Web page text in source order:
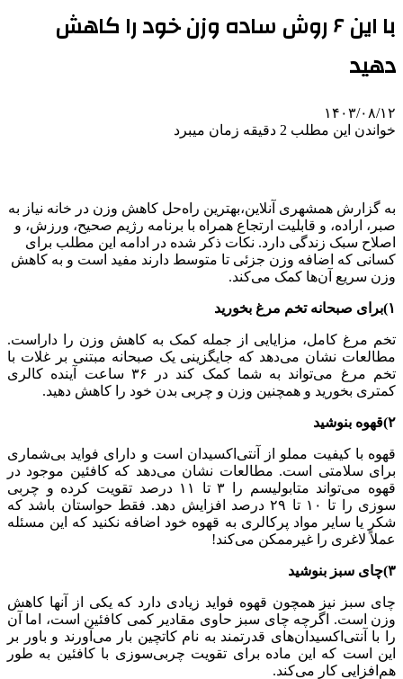
با این ۶ روش ساده وزن خود را کاهش
دهید
۱۴۰۳/۰۸/۱۲
خواندن این مطلب 2 دقیقه زمان میبرد
به گزارش همشهری آنلاین،بهترین راه‌حل کاهش وزن در خانه نیاز به
صبر، اراده، و قابلیت ارتجاع همراه با برنامه رژیم صحیح، ورزش، و
اصلاح سبک زندگی دارد. نکات ذکر شده در ادامه این مطلب برای
کسانی که اضافه وزن جزئی تا متوسط دارند مفید است و به کاهش
وزن سریع آن‌ها کمک می‌کند.
۱)برای صبحانه تخم مرغ بخورید
تخم مرغ کامل، مزایایی از جمله کمک به کاهش وزن را داراست.
مطالعات نشان می‌دهد که جایگزینی یک صبحانه مبتنی بر غلات با
تخم مرغ می‌تواند به شما کمک کند در ۳۶ ساعت آینده کالری
کمتری بخورید و همچنین وزن و چربی بدن خود را کاهش دهید.
۲)قهوه بنوشید
قهوه با کیفیت مملو از آنتی‌اکسیدان است و دارای فواید بی‌شماری
برای سلامتی است. مطالعات نشان می‌دهد که کافئین موجود در
قهوه می‌تواند متابولیسم را ۳ تا ۱۱ درصد تقویت کرده و چربی
سوزی را تا ۱۰ تا ۲۹ درصد افزایش دهد. فقط حواستان باشد که
شکر یا سایر مواد پرکالری به قهوه خود اضافه نکنید که این مسئله
عملاً لاغری را غیرممکن می‌کند!
۳)چای سبز بنوشید
چای سبز نیز همچون قهوه فواید زیادی دارد که یکی از آنها کاهش
وزن است. اگرچه چای سبز حاوی مقادیر کمی کافئین است، اما آن
را با آنتی‌اکسیدان‌های قدرتمند به نام کاتچین بار می‌آورند و باور بر
این است که این ماده برای تقویت چربی‌سوزی با کافئین به طور
هم‌افزایی کار می‌کند.